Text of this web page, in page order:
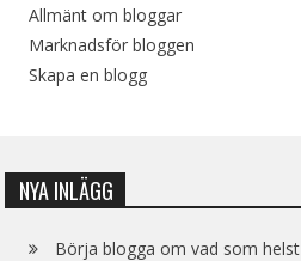
Allmänt om bloggar
Marknadsför bloggen
Skapa en blogg
NYA INLÄGG
Börja blogga om vad som helst